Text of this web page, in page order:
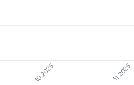
10.2025 11.2025